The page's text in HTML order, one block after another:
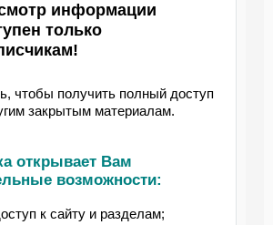
информации
только
чтобы получить полный доступ
закрытым материалам.
открывает Вам
возможности:
к сайту и разделам;